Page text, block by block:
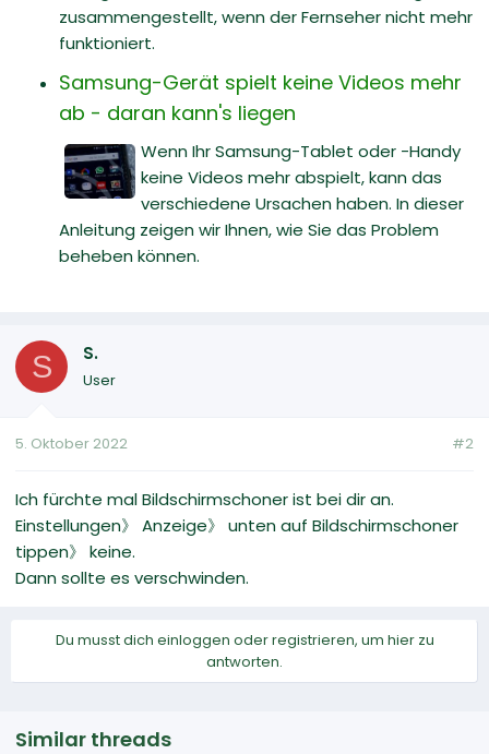
zusammengestellt, wenn der Fernseher nicht mehr
funktioniert.
Samsung-Gerät spielt keine Videos mehr
ab - daran kann's liegen
Wenn Ihr Samsung-Tablet oder -Handy
keine Videos mehr abspielt, kann das
verschiedene Ursachen haben. In dieser
Anleitung zeigen wir Ihnen, wie Sie das Problem
beheben können.
S S.
User
5. Oktober 2022 #2
Ich fürchte mal Bildschirmschoner ist bei dir an.
Einstellungen》 Anzeige》 unten auf Bildschirmschoner
tippen》 keine.
Dann sollte es verschwinden.
Du musst dich einloggen oder registrieren, um hier zu
antworten.
Similar threads